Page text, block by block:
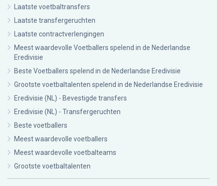
Laatste voetbaltransfers
Laatste transfergeruchten
Laatste contractverlengingen
Meest waardevolle Voetballers spelend in de Nederlandse
Eredivisie
Beste Voetballers spelend in de Nederlandse Eredivisie
Grootste voetbaltalenten spelend in de Nederlandse Eredivisie
Eredivisie (NL) - Bevestigde transfers
Eredivisie (NL) - Transfergeruchten
Beste voetballers
Meest waardevolle voetballers
Meest waardevolle voetbalteams
Grootste voetbaltalenten